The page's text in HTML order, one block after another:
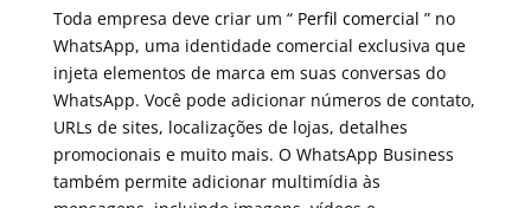
Toda empresa deve criar um “ Perfil comercial ” no
WhatsApp, uma identidade comercial exclusiva que
injeta elementos de marca em suas conversas do
WhatsApp. Você pode adicionar números de contato,
URLs de sites, localizações de lojas, detalhes
promocionais e muito mais. O WhatsApp Business
também permite adicionar multimídia às